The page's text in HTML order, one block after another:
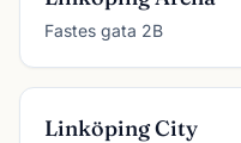
Fastes gata 2B
Linköping City